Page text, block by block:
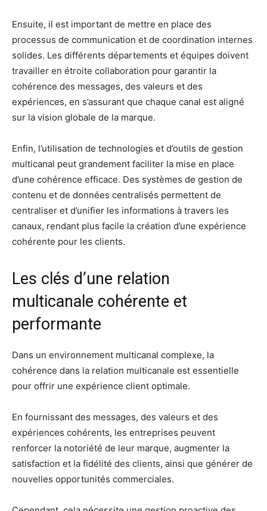
Ensuite, il est important de mettre en place des
processus de communication et de coordination internes
solides. Les différents départements et équipes doivent
travailler en étroite collaboration pour garantir la
cohérence des messages, des valeurs et des
expériences, en s’assurant que chaque canal est aligné
sur la vision globale de la marque.
Enfin, l’utilisation de technologies et d’outils de gestion
multicanal peut grandement faciliter la mise en place
d’une cohérence efficace. Des systèmes de gestion de
contenu et de données centralisés permettent de
centraliser et d’unifier les informations à travers les
canaux, rendant plus facile la création d’une expérience
cohérente pour les clients.
Les clés d’une relation
multicanale cohérente et
performante
Dans un environnement multicanal complexe, la
cohérence dans la relation multicanale est essentielle
pour offrir une expérience client optimale.
En fournissant des messages, des valeurs et des
expériences cohérents, les entreprises peuvent
renforcer la notoriété de leur marque, augmenter la
satisfaction et la fidélité des clients, ainsi que générer de
nouvelles opportunités commerciales.